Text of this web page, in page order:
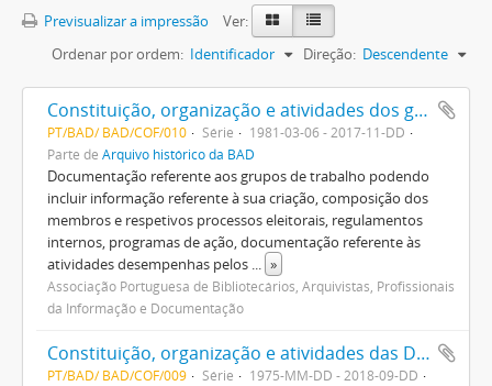
Previsualizar a impressão
Ver:
Ordenar por ordem: Identificador Direção: Descendente
Constituição, organização e atividades dos grupos de trabalho
PT/BAD/ BAD/COF/010 Série
1981-03-06 - 2017-11-DD
Parte de Arquivo histórico da BAD
Documentação referente aos grupos de trabalho podendo
incluir informação referente à sua criação, composição dos
membros e respetivos processos eleitorais, regulamentos
internos, programas de ação, documentação referente às
atividades desempenhas pelos ... »
Associação Portuguesa de Bibliotecários, Arquivistas, Profissionais
da Informação e Documentação
Constituição, organização e atividades das Delegações Regionais
PT/BAD/ BAD/COF/009 Série
1975-MM-DD - 2018-09-DD